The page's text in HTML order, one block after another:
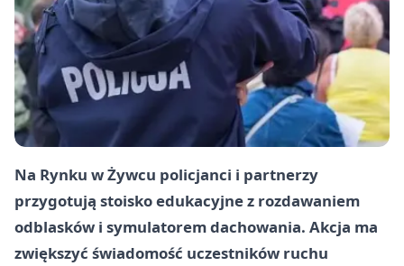
Na Rynku w Żywcu policjanci i partnerzy
przygotują stoisko edukacyjne z rozdawaniem
odblasków i symulatorem dachowania. Akcja ma
zwiększyć świadomość uczestników ruchu